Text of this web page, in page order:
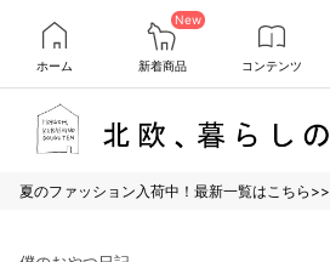
ホーム
New
新着商品 コンテンツ
夏のファッション入荷中！最新一覧はこちら>>